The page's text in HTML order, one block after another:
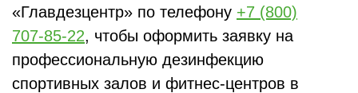
«Главдезцентр» по телефону +7 (800)
707-85-22, чтобы оформить заявку на
профессиональную дезинфекцию
спортивных залов и фитнес-центров в